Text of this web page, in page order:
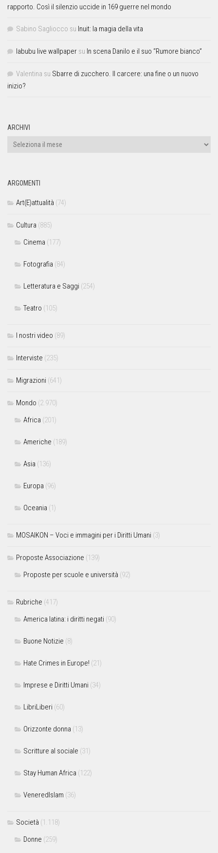
rapporto. Così il silenzio uccide in 169 guerre nel mondo
Sabino Sagliocco su Inuit: la magia della vita
labubu live wallpaper su In scena Danilo e il suo “Rumore bianco”
Valentina su Sbarre di zucchero. Il carcere: una fine o un nuovo
inizio?
ARCHIVI
ARGOMENTI
Art(E)attualità (74)
Cultura (885)
Cinema (177)
Fotografia (84)
Letteratura e Saggi (254)
Teatro (105)
I nostri video (89)
Interviste (235)
Migrazioni (641)
Mondo (2.970)
Africa (201)
Americhe (189)
Asia (136)
Europa (96)
Oceania (1)
MOSAIKON – Voci e immagini per i Diritti Umani (3)
Proposte Associazione (139)
Proposte per scuole e università (92)
Rubriche (417)
America latina: i diritti negati (90)
Buone Notizie (8)
Hate Crimes in Europe! (21)
Imprese e Diritti Umani (34)
LibriLiberi (60)
Orizzonte donna (13)
Scritture al sociale (31)
Stay Human Africa (122)
VeneredIslam (36)
Società (1.118)
Donne (259)